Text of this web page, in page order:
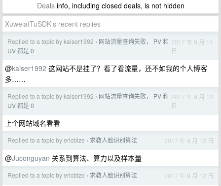
Dealsinfo, including closed deals, is not hidden
XuweiatTuSDK's recent replies
Replied to a topic by kaiser1992 › 网站流量查询失败， PV 和
UV 都是 0
2017 年 9 月 14
日
@kaiser1992 这网站不是挂了？看了看流量，还不如我的个人博客
多……
Replied to a topic by kaiser1992 › 网站流量查询失败， PV 和
UV 都是 0
2017 年 9 月 12
日
上个网站域名看看
Replied to a topic by ericbize › 求教人脸识别算法 2017 年 9 月 12 日
@Juconguyan 关系到算法、算力以及样本量
Replied to a topic by ericbize › 求教人脸识别算法 2017 年 9 月 12 日